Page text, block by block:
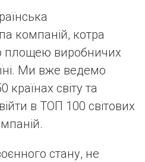
компаній, котра
площею виробничих
Ми вже ведемо
країнах світу та
в ТОП 100 світових
стану, не